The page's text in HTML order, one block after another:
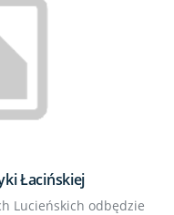
Łacińskiej
Lucieńskich odbędzie